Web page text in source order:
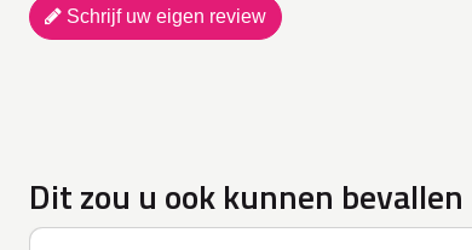
Schrijf uw eigen review
Dit zou u ook kunnen bevallen